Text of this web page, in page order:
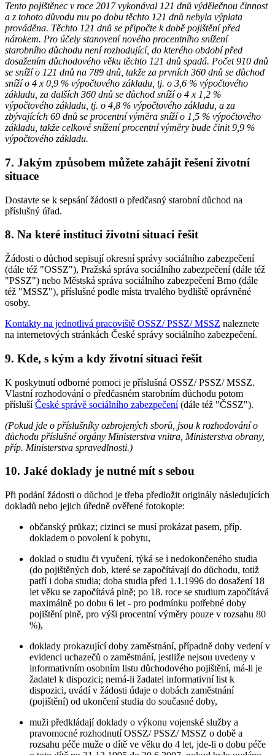
Tento pojištěnec v roce 2017 vykonával 121 dnů výdělečnou činnost
a z tohoto důvodu mu po dobu těchto 121 dnů nebyla výplata
prováděna. Těchto 121 dnů se připočte k době pojištění před
nárokem. Pro účely stanovení nového procentního snížení
starobního důchodu není rozhodující, do kterého období před
dosažením důchodového věku těchto 121 dnů spadá. Počet 910 dnů
se sníží o 121 dnů na 789 dnů, takže za prvních 360 dnů se důchod
sníží o 4 x 0,9 % výpočtového základu, tj. o 3,6 % výpočtového
základu, za dalších 360 dnů se důchod sníží o 4 x 1,2 %
výpočtového základu, tj. o 4,8 % výpočtového základu, a za
zbývajících 69 dnů se procentní výměra sníží o 1,5 % výpočtového
základu, takže celkové snížení procentní výměry bude činit 9,9 %
výpočtového základu.
7. Jakým způsobem můžete zahájit řešení životní
situace
Dostavte se k sepsání žádosti o předčasný starobní důchod na
příslušný úřad.
8. Na které instituci životní situaci řešit
Žádosti o důchod sepisují okresní správy sociálního zabezpečení
(dále též "OSSZ"), Pražská správa sociálního zabezpečení (dále též
"PSSZ") nebo Městská správa sociálního zabezpečení Brno (dále
též "MSSZ"), příslušné podle místa trvalého bydliště oprávněné
osoby.
Kontakty na jednotlivá pracoviště OSSZ/ PSSZ/ MSSZ naleznete
na internetových stránkách České správy sociálního zabezpečení.
9. Kde, s kým a kdy životní situaci řešit
K poskytnutí odborné pomoci je příslušná OSSZ/ PSSZ/ MSSZ.
Vlastní rozhodování o předčasném starobním důchodu potom
příslušíČeské správě sociálního zabezpečení(dále též "ČSSZ").
(Pokud jde o příslušníky ozbrojených sborů, jsou k rozhodování o
důchodu příslušné orgány Ministerstva vnitra, Ministerstva obrany,
příp. Ministerstva spravedlnosti.)
10. Jaké doklady je nutné mít s sebou
Při podání žádosti o důchod je třeba předložit originály následujících
dokladů nebo jejich úředně ověřené fotokopie:
občanský průkaz; cizinci se musí prokázat pasem, příp.
dokladem o povolení k pobytu,
doklad o studiu či vyučení, týká se i nedokončeného studia
(do pojištěných dob, které se započítávají do důchodu, totiž
patří i doba studia; doba studia před 1.1.1996 do dosažení 18
let věku se započítává plně; po 18. roce se studium započítává
maximálně po dobu 6 let - pro podmínku potřebné doby
pojištění plně, pro výši procentní výměry pouze v rozsahu 80
%),
doklady prokazující doby zaměstnání, případně doby vedení v
evidenci uchazečů o zaměstnání, jestliže nejsou uvedeny v
informativním osobním listu důchodového pojištění, má-li je
žadatel k dispozici; nemá-li žadatel informativní list k
dispozici, uvádí v žádosti údaje o dobách zaměstnání
(pojištění) od ukončení studia do současné doby,
muži předkládají doklady o výkonu vojenské služby a
pravomocné rozhodnutí OSSZ/ PSSZ/ MSSZ o době a
rozsahu péče muže o dítě ve věku do 4 let, jde-li o dobu péče